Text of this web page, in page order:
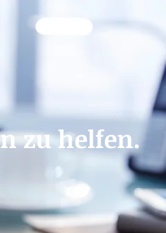
zu helfen.